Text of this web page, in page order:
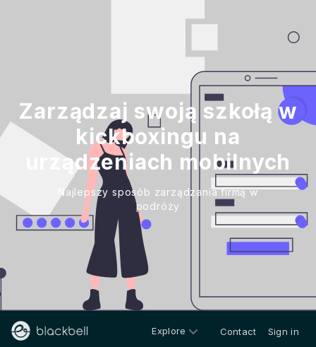
Zarządzaj swoją szkołą w
kickboxingu na
urządzeniach mobilnych
Najlepszy sposób zarządzania firmą w
podróży
Explore Contact Sign in